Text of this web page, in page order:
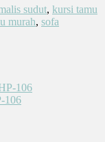
sudut, kursi tamu
murah, sofa
106